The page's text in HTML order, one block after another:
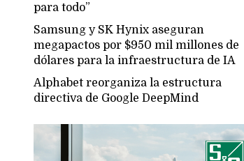
para todo”
Samsung y SK Hynix aseguran
megapactos por $950 mil millones de
dólares para la infraestructura de IA
Alphabet reorganiza la estructura
directiva de Google DeepMind